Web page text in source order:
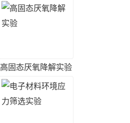
高固态厌氧降解实验